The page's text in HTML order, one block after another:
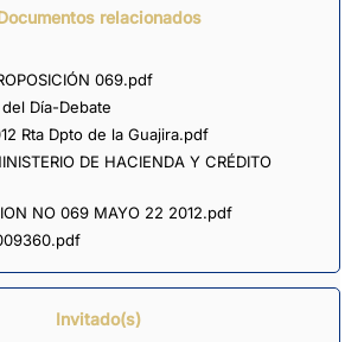
relacionados
069.pdf
Día-Debate
Rta Dpto de la Guajira.pdf
DE HACIENDA Y CRÉDITO
NO 069 MAYO 22 2012.pdf
Invitado(s)